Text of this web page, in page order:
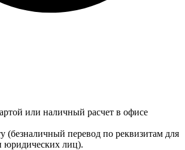
или наличный расчет в офисе
(безналичный перевод по реквизитам для
юридических лиц).